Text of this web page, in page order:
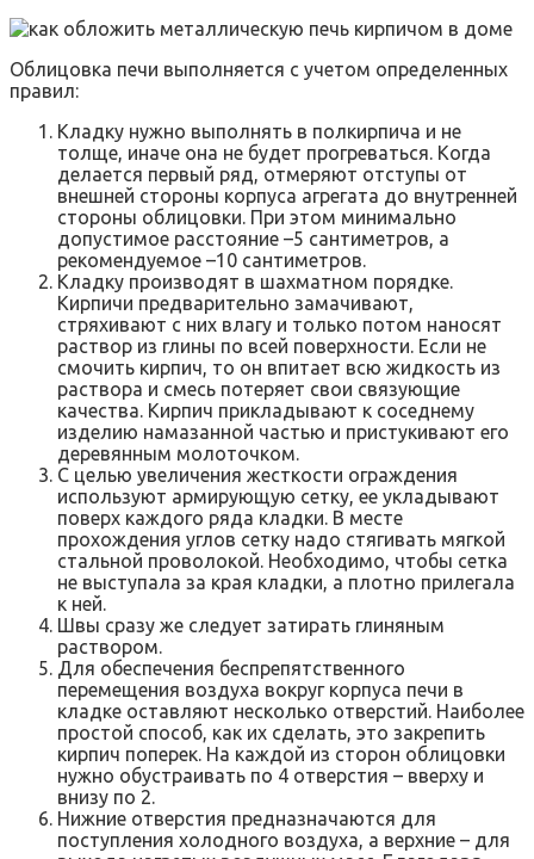
Облицовка печи выполняется с учетом определенных
правил:
Кладку нужно выполнять в полкирпича и не
толще, иначе она не будет прогреваться. Когда
делается первый ряд, отмеряют отступы от
внешней стороны корпуса агрегата до внутренней
стороны облицовки. При этом минимально
допустимое расстояние –5 сантиметров, а
рекомендуемое –10 сантиметров.
Кладку производят в шахматном порядке.
Кирпичи предварительно замачивают,
стряхивают с них влагу и только потом наносят
раствор из глины по всей поверхности. Если не
смочить кирпич, то он впитает всю жидкость из
раствора и смесь потеряет свои связующие
качества. Кирпич прикладывают к соседнему
изделию намазанной частью и пристукивают его
деревянным молоточком.
С целью увеличения жесткости ограждения
используют армирующую сетку, ее укладывают
поверх каждого ряда кладки. В месте
прохождения углов сетку надо стягивать мягкой
стальной проволокой. Необходимо, чтобы сетка
не выступала за края кладки, а плотно прилегала
к ней.
Швы сразу же следует затирать глиняным
раствором.
Для обеспечения беспрепятственного
перемещения воздуха вокруг корпуса печи в
кладке оставляют несколько отверстий. Наиболее
простой способ, как их сделать, это закрепить
кирпич поперек. На каждой из сторон облицовки
нужно обустраивать по 4 отверстия – вверху и
внизу по 2.
Нижние отверстия предназначаются для
поступления холодного воздуха, а верхние – для